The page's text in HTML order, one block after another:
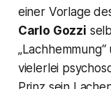
einer Vorlage
Carlo Gozzi
„Lachhemmung“
vielerlei